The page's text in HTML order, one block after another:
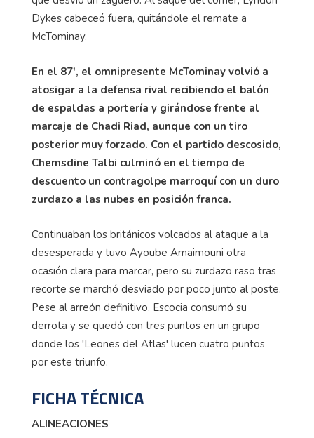
Dykes cabeceó fuera, quitándole el remate a
McTominay.
En el 87', el omnipresente McTominay volvió a
atosigar a la defensa rival recibiendo el balón
de espaldas a portería y girándose frente al
marcaje de Chadi Riad, aunque con un tiro
posterior muy forzado. Con el partido descosido,
Chemsdine Talbi culminó en el tiempo de
descuento un contragolpe marroquí con un duro
zurdazo a las nubes en posición franca.
Continuaban los británicos volcados al ataque a la
desesperada y tuvo Ayoube Amaimouni otra
ocasión clara para marcar, pero su zurdazo raso tras
recorte se marchó desviado por poco junto al poste.
Pese al arreón definitivo, Escocia consumó su
derrota y se quedó con tres puntos en un grupo
donde los 'Leones del Atlas' lucen cuatro puntos
por este triunfo.
FICHA TÉCNICA
ALINEACIONES